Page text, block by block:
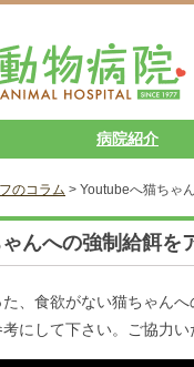
病院紹介
のコラム > Youtubeへ猫ちゃ
んへの強制給餌を
、食欲がない猫ちゃん
にして下さい。ご協力